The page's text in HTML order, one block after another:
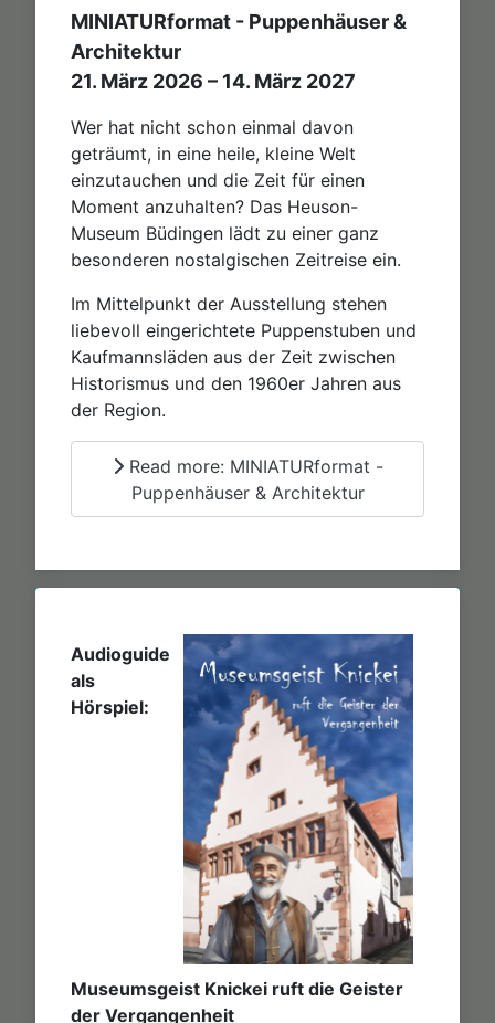
MINIATURformat - Puppenhäuser &
Architektur
21. März 2026 – 14. März 2027
Wer hat nicht schon einmal davon
geträumt, in eine heile, kleine Welt
einzutauchen und die Zeit für einen
Moment anzuhalten? Das Heuson-
Museum Büdingen lädt zu einer ganz
besonderen nostalgischen Zeitreise ein.
Im Mittelpunkt der Ausstellung stehen
liebevoll eingerichtete Puppenstuben und
Kaufmannsläden aus der Zeit zwischen
Historismus und den 1960er Jahren aus
der Region.
Read more: MINIATURformat -
Puppenhäuser & Architektur
Audioguide
als
Hörspiel:
Museumsgeist Knickei ruft die Geister
der Vergangenheit